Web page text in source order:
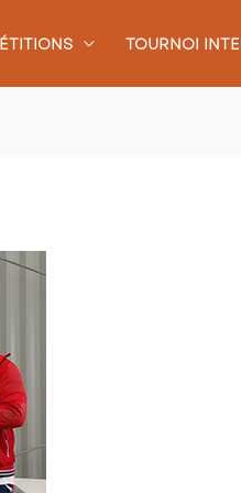
TOURNOI